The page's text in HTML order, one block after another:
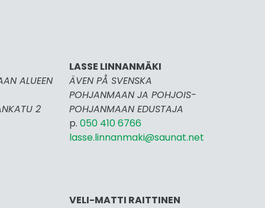
ALUEEN
2
LASSE LINNANMÄKI
ÄVEN PÅ SVENSKA
POHJANMAAN JA POHJOIS-
POHJANMAAN EDUSTAJA
p. 050 410 6766
lasse.linnanmaki@saunat.net
VELI-MATTI RAITTINEN